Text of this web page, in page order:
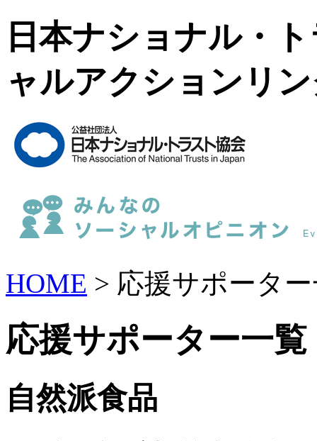
日本ナショナル・
ャルアクションリ
HOME > 応援サポータ
応援サポーター一
自然派食品